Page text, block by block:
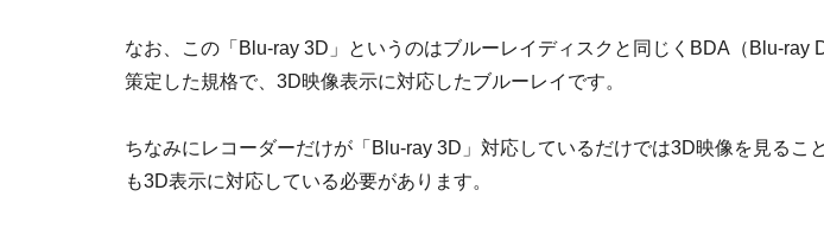
なお、この「Blu-ray 3D」というのはブルーレイディスクと同じくBDA（Blu-ray
策定した規格で、3D映像表示に対応したブルーレイです。
ちなみにレコーダーだけが「Blu-ray 3D」対応しているだけでは3D映像を見るこ
も3D表示に対応している必要があります。